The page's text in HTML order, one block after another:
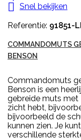
 Snel bekijken
Referentie: 91851-
COMMANDOMUTS
BENSON
Commandomuts
Benson is een
gebreide muts
zicht hebt,
bijvoorbeeld de
kunnen zien. Je
verschillende